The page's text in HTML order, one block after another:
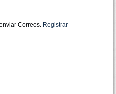
Correos. Registrar